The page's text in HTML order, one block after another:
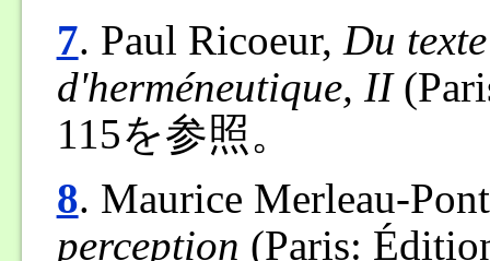
7. Paul Ricoeur, Du
d'herméneutique, II
115を参照。
8. Maurice Merleau-
perception (Paris: